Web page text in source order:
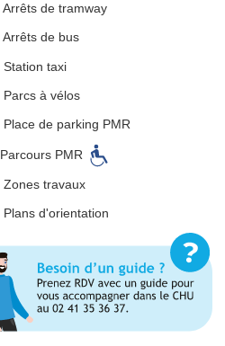
Arrêts de tramway
Arrêts de bus
Station taxi
Parcs à vélos
Place de parking PMR
Parcours PMR
Zones travaux
Plans d'orientation